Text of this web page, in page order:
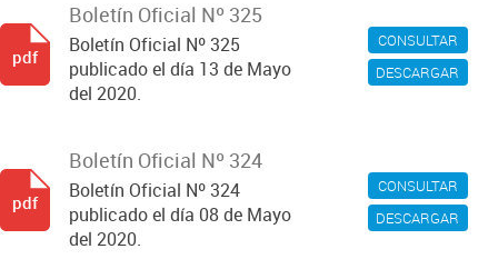
CONSULTAR
DESCARGAR
Boletín Oficial Nº 325
Boletín Oficial Nº 325
publicado el día 13 de Mayo
del 2020.
pdf
CONSULTAR
DESCARGAR
Boletín Oficial Nº 324
Boletín Oficial Nº 324
publicado el día 08 de Mayo
del 2020.
pdf